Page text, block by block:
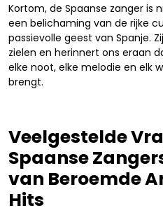
Kortom, de Spaanse zanger is
een belichaming van de rijke
passievolle geest van Spanje.
zielen en herinnert ons eraan
elke noot, elke melodie en elk
brengt.
Veelgestelde
Spaanse
van Beroemde
Hits